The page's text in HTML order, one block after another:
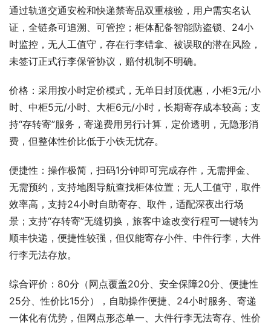
通过轨道交通安检和快递禁寄品双重核验，用户需实名认
证，全链条可追溯、可管控；柜体配备智能防盗锁、24小
时监控，无人工值守，存在行李错拿、被误取的潜在风险，
未签订正式行李保管协议，赔付机制不明确。
价格：采用按小时定价模式，无单日封顶优惠，小柜3元/小
时、中柜5元/小时、大柜6元/小时，长期寄存成本较高；支
持“存转寄”服务，寄递费用另行计算，定价透明，无隐形消
费，但整体性价比低于小铁无忧存。
便捷性：操作极简，扫码1分钟即可完成存件，无需押金、
无需预约，支持地图导航查找柜体位置；无人工值守，取件
效率高，支持24小时自助寄存、取件，适配深夜出行场
景；支持“存转寄”无缝切换，旅客中途改变行程可一键转为
顺丰快递，便捷性较强，但仅能寄存小件、中件行李，大件
行李无法存放。
综合评价：80分（网点覆盖20分、安全保障20分、便捷性
25分、性价比15分），自助操作便捷、24小时服务、寄递
一体化有优势，但网点形态单一、大件行李无法寄存、性价